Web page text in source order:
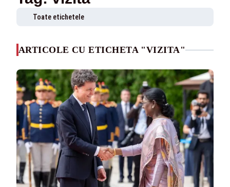
Toate etichetele
ARTICOLE CU ETICHETA "VIZITA"